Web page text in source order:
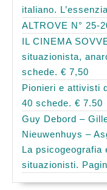
italiano.
ALTROVE N° 25-
IL CINEMA
situazionista,
schede. € 7,50
Pionieri e attivisti
40 schede. € 7.50
Guy Debord –
Nieuwenhuys –
La psicogeografia
situazionisti.